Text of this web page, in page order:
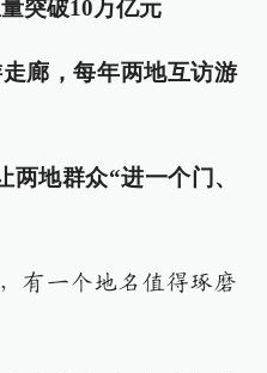
突破10万亿元
廊，每年两地互访游
两地群众“进一个门、
有一个地名值得琢磨